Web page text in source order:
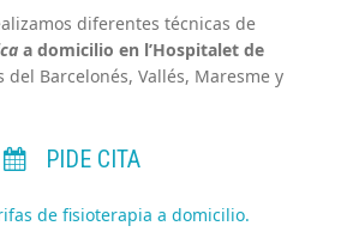
diferentes técnicas de
a domicilio en l’Hospitalet de
del Barcelonés, Vallés, Maresme y
PIDE CITA
de fisioterapia a domicilio.